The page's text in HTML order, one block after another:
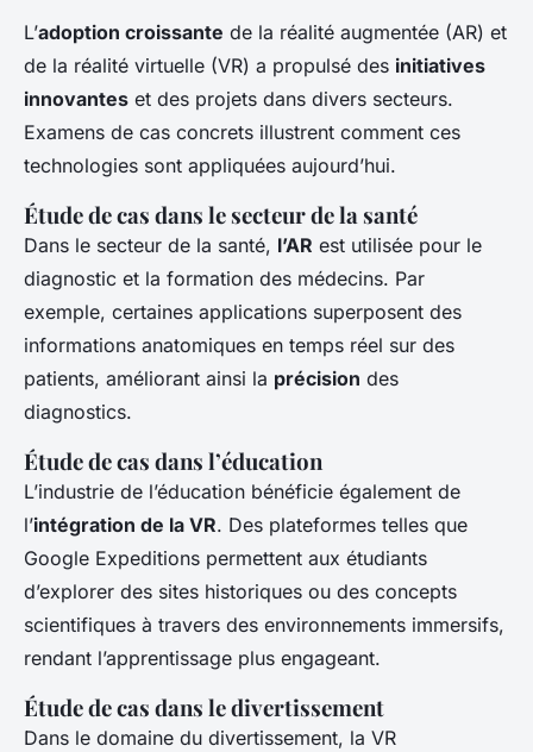
L’adoption croissante de la réalité augmentée (AR) et
de la réalité virtuelle (VR) a propulsé des initiatives
innovantes et des projets dans divers secteurs.
Examens de cas concrets illustrent comment ces
technologies sont appliquées aujourd’hui.
Étude de cas dans le secteur de la santé
Dans le secteur de la santé, l’AR est utilisée pour le
diagnostic et la formation des médecins. Par
exemple, certaines applications superposent des
informations anatomiques en temps réel sur des
patients, améliorant ainsi la précision des
diagnostics.
Étude de cas dans l’éducation
L’industrie de l’éducation bénéficie également de
l’intégration de la VR. Des plateformes telles que
Google Expeditions permettent aux étudiants
d’explorer des sites historiques ou des concepts
scientifiques à travers des environnements immersifs,
rendant l’apprentissage plus engageant.
Étude de cas dans le divertissement
Dans le domaine du divertissement, la VR